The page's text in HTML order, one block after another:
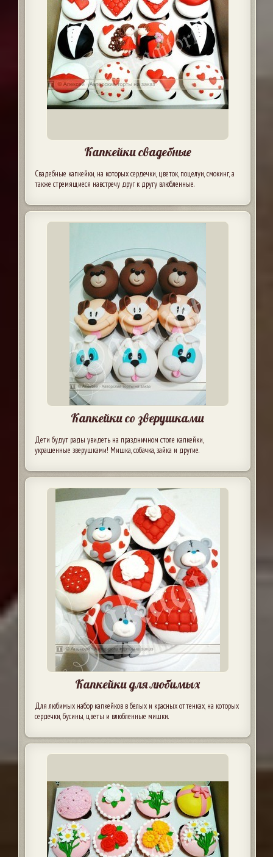
Капкейки свадебные
Свадебные капкейки, на которых сердечки, цветок, поцелуи, смокинг, а
также стремящиеся навстречу друг к другу влюбленные.
Капкейки со зверушками
Дети будут рады увидеть на праздничном столе капкейки,
украшенные зверушками! Мишка, собачка, зайка и другие.
Капкейки для любимых
Для любимых набор капкейков в белых и красных оттенках, на которых
сердечки, бусины, цветы и влюбленные мишки.